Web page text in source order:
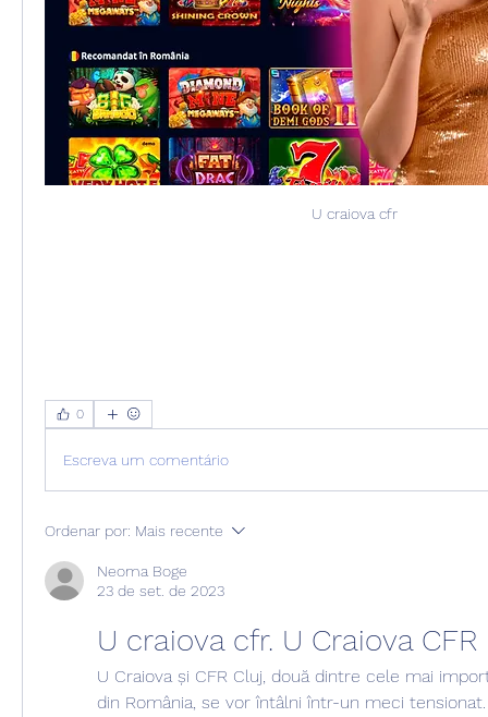
U craiova cfr
0
Escreva um comentário
Ordenar por: Mais recente
Neoma Boge
23 de set. de 2023
U craiova cfr. U Craiova CFR
U Craiova și CFR Cluj, două dintre cele mai
din România, se vor întâlni într-un meci